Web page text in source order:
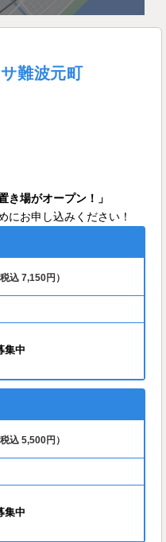
難波元町
き場がオープン！」
にお申し込みください！
税込 7,150円）
集中
税込 5,500円）
集中